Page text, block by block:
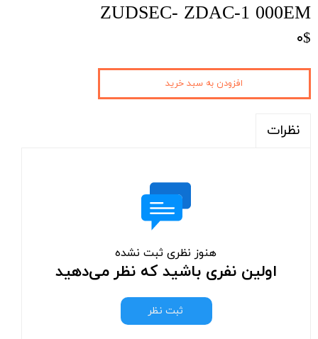
ZUDSEC- ZDAC-1 000EM
۰$
افزودن به سبد خرید
نظرات
هنوز نظری ثبت نشده
اولین نفری باشید که نظر می‌دهید
ثبت نظر